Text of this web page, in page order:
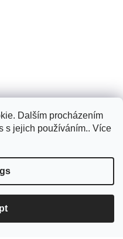
Dalším procházením
s jejich používáním.. Více